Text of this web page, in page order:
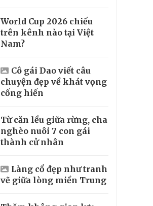
World Cup 2026 chiếu
trên kênh nào tại Việt
Nam?
Cô gái Dao viết câu
chuyện đẹp về khát vọng
cống hiến
Từ căn lều giữa rừng, cha
nghèo nuôi 7 con gái
thành cử nhân
Làng cổ đẹp như tranh
vẽ giữa lòng miền Trung